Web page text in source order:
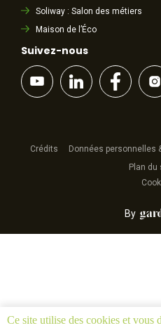
Soliway : Salon des métiers
Maison de l’Éco
Suivez-nous
Crédits Données personnelles
Plan du
By
Ce site utilise des cookies et vous